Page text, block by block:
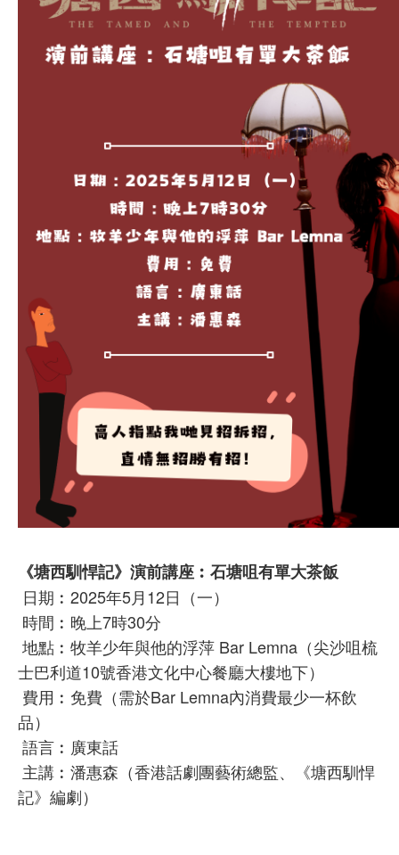
《塘西馴悍記》演前講座︰石塘咀有單大茶飯
日期︰2025年5月12日（一）
時間︰晚上7時30分
地點︰牧羊少年與他的浮萍 Bar Lemna（尖沙咀梳
士巴利道10號香港文化中心餐廳大樓地下）
費用︰免費（需於Bar Lemna內消費最少一杯飲
品）
語言︰廣東話
主講︰潘惠森（香港話劇團藝術總監、《塘西馴悍
記》編劇）